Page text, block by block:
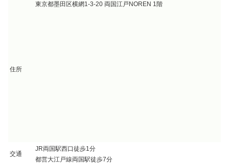
住所
東京都墨田区横網1-3-20 両国江戸NOREN 1階
交通
JR両国駅西口徒歩1分
都営大江戸線両国駅徒歩7分